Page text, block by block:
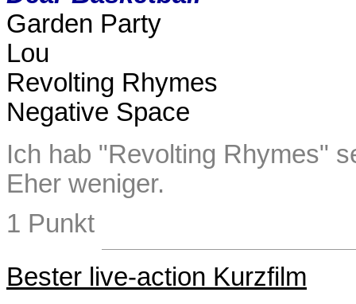
Garden Party
Lou
Revolting Rhymes
Negative Space
Ich hab "Revolting Rhymes"
Eher weniger.
1 Punkt
Bester live-action Kurzfilm